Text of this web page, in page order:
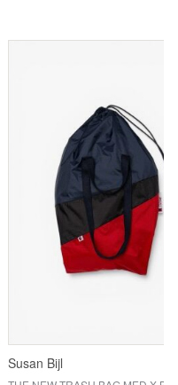
Susan Bijl